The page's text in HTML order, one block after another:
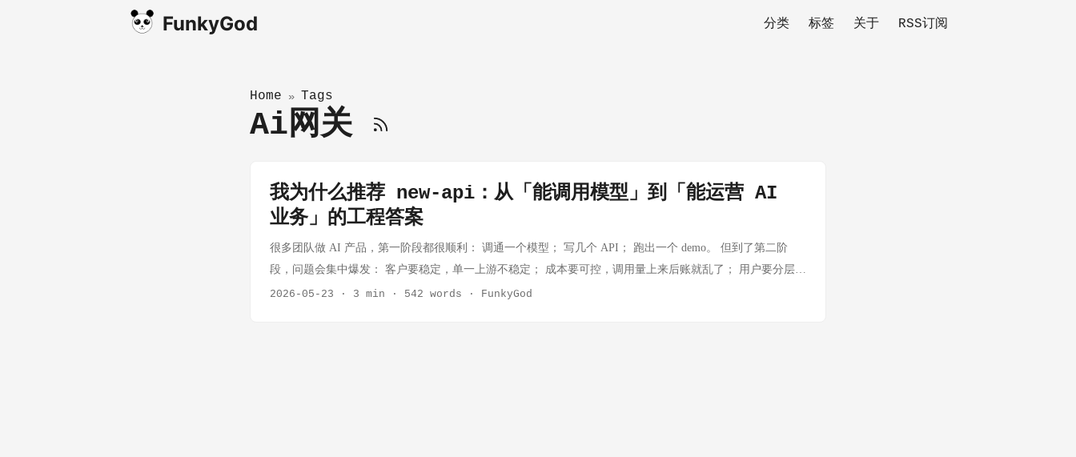
FunkyGod 分类 标签 关于 RSS订阅
Home » Tags
Ai网关
我为什么推荐 new-api：从「能调用模型」到「能运营 AI
业务」的工程答案
很多团队做 AI 产品，第一阶段都很顺利： 调通一个模型； 写几个 API； 跑出一个 demo。 但到了第二阶
段，问题会集中爆发： 客户要稳定，单一上游不稳定； 成本要可控，调用量上来后账就乱了； 用户要分层，
个人、团队、管理员权限都不一样； 运营要可视，出了问题要知道是谁、哪个 key、哪个渠道、哪个模型；
2026-05-23 · 3 min · 542 words · FunkyGod